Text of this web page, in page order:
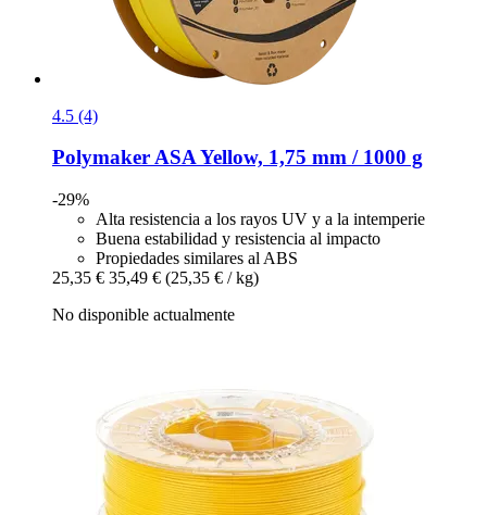
4.5 (4)
PolymakerASA Yellow, 1,75 mm / 1000 g
-29%
Alta resistencia a los rayos UV y a la intemperie
Buena estabilidad y resistencia al impacto
Propiedades similares al ABS
25,35 € 35,49 € (25,35 € / kg)
No disponible actualmente